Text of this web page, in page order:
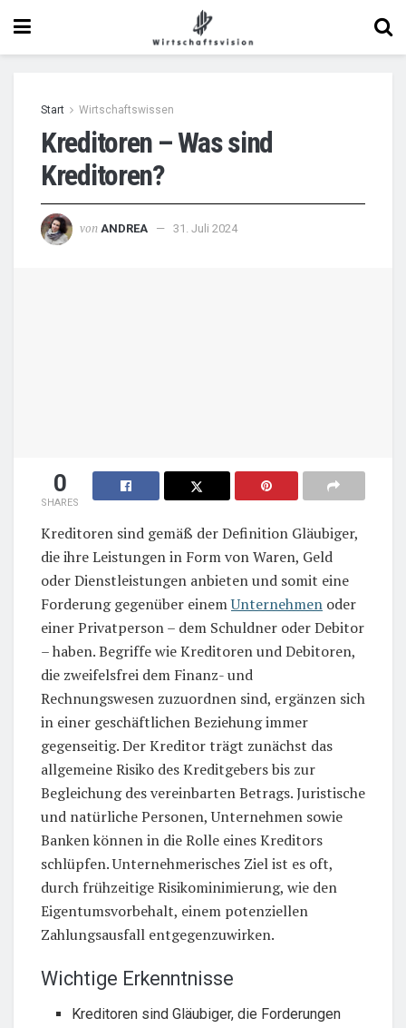
Start Wirtschaftswissen
Kreditoren – Was sind
Kreditoren?
von ANDREA 31. Juli 2024
0
SHARES
Kreditoren sind gemäß der Definition Gläubiger,
die ihre Leistungen in Form von Waren, Geld
oder Dienstleistungen anbieten und somit eine
Forderung gegenüber einemUnternehmen oder
einer Privatperson – dem Schuldner oder Debitor
– haben. Begriffe wie Kreditoren und Debitoren,
die zweifelsfrei dem Finanz- und
Rechnungswesen zuzuordnen sind, ergänzen sich
in einer geschäftlichen Beziehung immer
gegenseitig. Der Kreditor trägt zunächst das
allgemeine Risiko des Kreditgebers bis zur
Begleichung des vereinbarten Betrags. Juristische
und natürliche Personen, Unternehmen sowie
Banken können in die Rolle eines Kreditors
schlüpfen. Unternehmerisches Ziel ist es oft,
durch frühzeitige Risikominimierung, wie den
Eigentumsvorbehalt, einem potenziellen
Zahlungsausfall entgegenzuwirken.
Wichtige Erkenntnisse
Kreditoren sind Gläubiger, die Forderungen